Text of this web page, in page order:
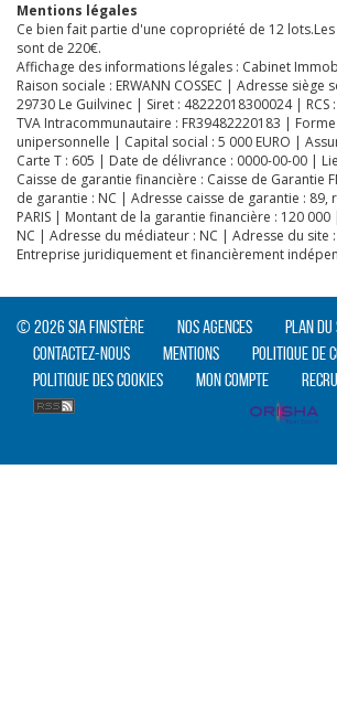
Mentions légales
Ce bien fait partie d'une copropriété de 12
sont de 220€.
Affichage des informations légales : Cabinet
Raison sociale : ERWANN COSSEC | Adresse siège
29730 Le Guilvinec | Siret : 48222018300024 |
TVA Intracommunautaire : FR39482220183 |
unipersonnelle | Capital social : 5 000 EURO |
Carte T : 605 | Date de délivrance : 0000-00-00 |
Caisse de garantie financière : Caisse de Garantie
de garantie : NC | Adresse caisse de garantie : 89,
PARIS | Montant de la garantie financière : 120
NC | Adresse du médiateur : NC | Adresse du site
Entreprise juridiquement et financièrement
© 2026 SIA Finistère Nos agences
Plan du
Contactez-nous
Mentions
Politique de
Politique des cookies
Mon compte